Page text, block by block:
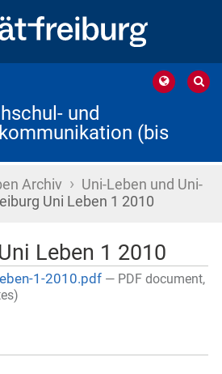
und
(bis
Archiv › Uni-Leben und Uni-
Uni Leben 1 2010
Leben 1 2010
1-2010.pdf — PDF document,